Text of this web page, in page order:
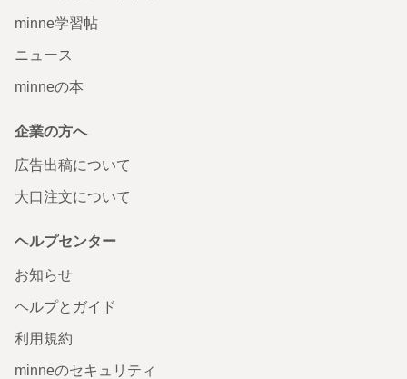
minne学習帖
ニュース
minneの本
企業の方へ
広告出稿について
大口注文について
ヘルプセンター
お知らせ
ヘルプとガイド
利用規約
minneのセキュリティ